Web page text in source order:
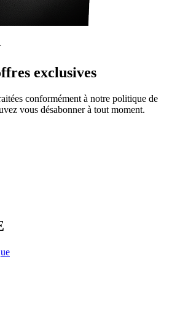
exclusives
conformément à notre politique de
vous désabonner à tout moment.